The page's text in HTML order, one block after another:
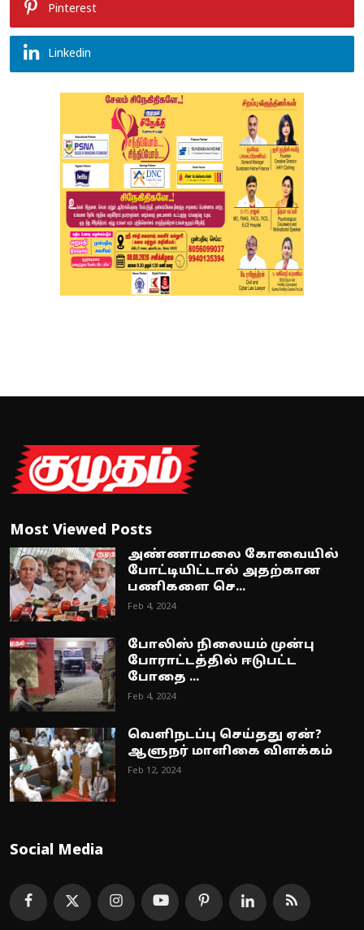
Pinterest
Linkedin
Most Viewed Posts
அண்ணாமலை கோவையில்
போட்டியிட்டால் அதற்கான
பணிகளை செ...
Feb 4, 2024
போலிஸ் நிலையம் முன்பு
போராட்டத்தில் ஈடுபட்ட
போதை ...
Feb 4, 2024
வெளிநடப்பு செய்தது ஏன்?
ஆளுநர் மாளிகை விளக்கம்
Feb 12, 2024
Social Media